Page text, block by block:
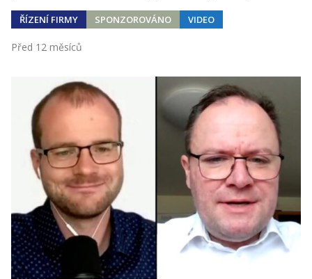
ŘÍZENÍ FIRMY SPONZOROVÁNO VIDEO
Před 12 měsíců